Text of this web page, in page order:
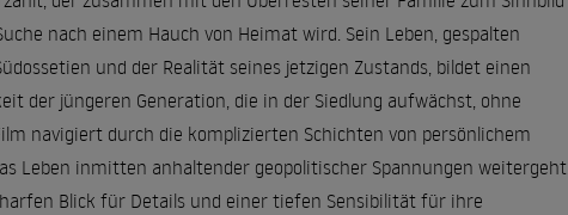
nach einem Hauch von Heimat wird. Sein Leben, gespalten
und der Realität seines jetzigen Zustands, bildet einen
der jüngeren Generation, die in der Siedlung aufwächst, ohne
navigiert durch die komplizierten Schichten von persönlichem
Leben inmitten anhaltender geopolitischer Spannungen weitergeht.
Blick für Details und einer tiefen Sensibilität für ihre